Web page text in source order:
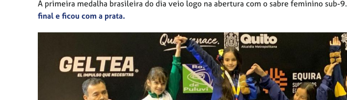
A primeira medalha brasileira do dia veio logo na abertura com o sabre feminino sub-9.
final e ficou com a prata.